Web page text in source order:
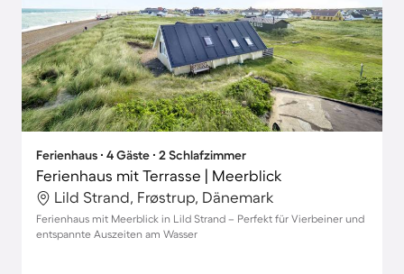
Ferienhaus ∙ 4 Gäste ∙ 2 Schlafzimmer
Ferienhaus mit Terrasse | Meerblick
Lild Strand, Frøstrup, Dänemark
Ferienhaus mit Meerblick in Lild Strand – Perfekt für Vierbeiner und
entspannte Auszeiten am Wasser